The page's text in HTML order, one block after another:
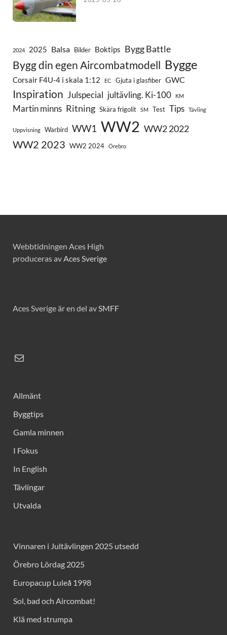
2024 2025 Balsa Bilder Boktips Bygg Battle
Bygg din egen Aircombatmodell Bygge
Corsair F4U-4 i skala 1:12 EC Gjuta i glasfiber GWC
Inspiration Julspecial jultävling. Ki-100 KM
Martin minns Ritning Skära frigolit SM Test Tips Tävling
Uppvisning Warbird WW1 WW2 WW2 2022
WW2 2023 WW2 2024 Örebro
Webbtidningen Aces High
produceras avAces Sverige
Aces Sverige är en del avSMFF
Allmänt
Byggtips
Gamla minnen
I Fokus
In English
Tävlingar
Utvalda
Vinnaren i Jultävlingen 2025 utsedd
Örebro Lördag 2025
Europacup Luleå 1998
Sol, bad och Aircombat!
Klä med strumpa